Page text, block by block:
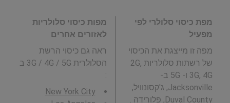
מפת כיסוי סלולרי לפי
מפעיל
מפה זו מייצגת את הכיסוי
של רשתות סלולריות 2G,
3G, 4G ו- 5G ב-
Jacksonville, ג'קסונוויל,
Duval County, פלורידה .
מפות כיסוי סלולריות
לאזורים אחרים
ראה גם כיסוי הרשת
הסלולרית 3G / 4G / 5G ב
:
New York City